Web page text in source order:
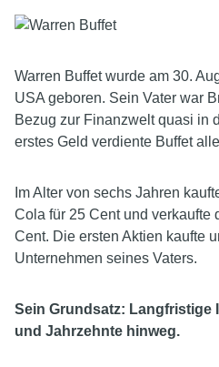
Warren Buffet wurde am 30.
USA geboren. Sein Vater war
Bezug zur Finanzwelt quasi in
erstes Geld verdiente Buffet
Im Alter von sechs Jahren
Cola für 25 Cent und verkaufte
Cent. Die ersten Aktien kaufte
Unternehmen seines Vaters.
Sein Grundsatz: Langfristige
und Jahrzehnte hinweg.